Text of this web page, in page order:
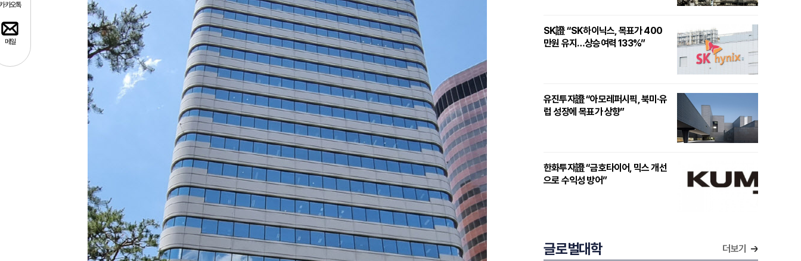
카오톡
메일
SK證 “SK하이닉스, 목표가 400
만원 유지…상승여력 133%”
유진투자證 “아모레퍼시픽, 북미·유
럽 성장에 목표가 상향”
한화투자證 “금호타이어, 믹스 개선
으로 수익성 방어”
글로벌대학 더보기